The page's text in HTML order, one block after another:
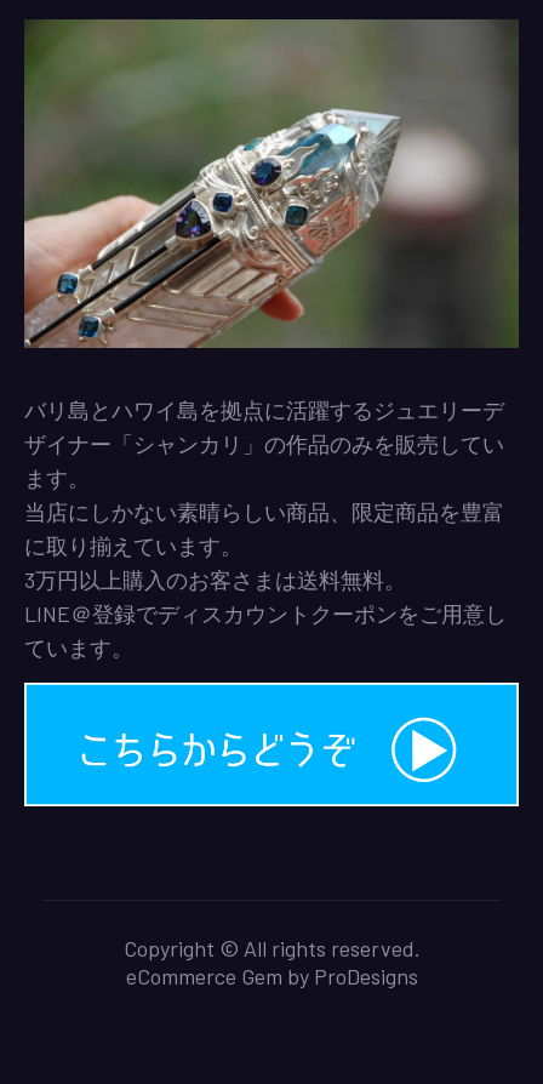
バリ島とハワイ島を拠点に活躍するジュエリーデ
ザイナー「シャンカリ」の作品のみを販売してい
ます。
当店にしかない素晴らしい商品、限定商品を豊富
に取り揃えています。
3万円以上購入のお客さまは送料無料。
LINE＠登録でディスカウントクーポンをご用意し
ています。
Copyright © All rights reserved.
eCommerce Gem by ProDesigns